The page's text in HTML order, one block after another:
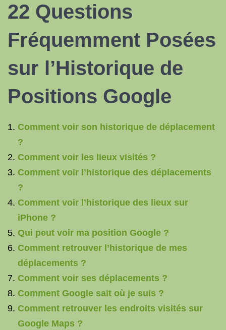
22 Questions
Fréquemment Posées
sur l’Historique de
Positions Google
Comment voir son historique de déplacement
?
Comment voir les lieux visités ?
Comment voir l’historique des déplacements
?
Comment voir l’historique des lieux sur
iPhone ?
Qui peut voir ma position Google ?
Comment retrouver l’historique de mes
déplacements ?
Comment voir ses déplacements ?
Comment Google sait où je suis ?
Comment retrouver les endroits visités sur
Google Maps ?